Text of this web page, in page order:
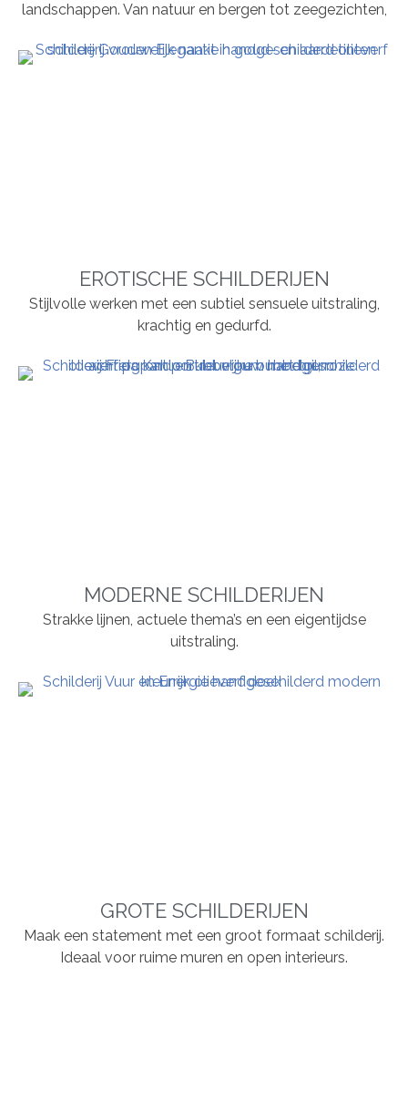
landschappen. Van natuur en bergen tot zeegezichten,
EROTISCHE SCHILDERIJEN
Stijlvolle werken met een subtiel sensuele uitstraling,
krachtig en gedurfd.
MODERNE SCHILDERIJEN
Strakke lijnen, actuele thema’s en een eigentijdse
uitstraling.
GROTE SCHILDERIJEN
Maak een statement met een groot formaat schilderij.
Ideaal voor ruime muren en open interieurs.